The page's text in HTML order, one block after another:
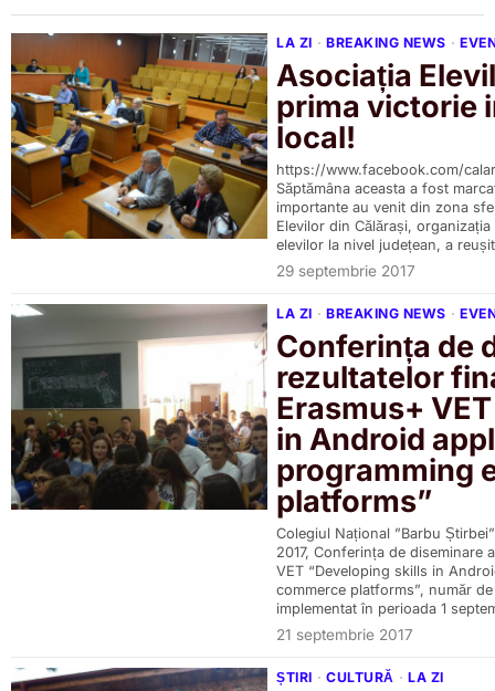
LA ZI · BREAKING NEWS ·
Asociația
prima victorie
local!
https://www.facebook.com/
Săptămâna aceasta a fost
importante au venit din zona
Elevilor din Călărași,
elevilor la nivel județean, a
29 septembrie 2017
LA ZI · BREAKING NEWS ·
Conferința de
rezultatelor
Erasmus+
in Android
programming
platforms”
Colegiul Național ”Barbu
2017, Conferința de diseminare
VET “Developing skills in
commerce platforms”, număr
implementat în perioada 1
21 septembrie 2017
ȘTIRI · CULTURĂ · LA ZI